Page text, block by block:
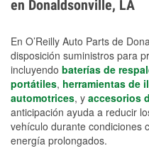
medidas de protección
en Donaldsonville, LA
En O’Reilly Auto Parts de
disposición suministros para
incluyendo baterías de
portátiles, herramientas de
automotrices, y accesorios
anticipación ayuda a reducir
vehículo durante condiciones
energía prolongados.